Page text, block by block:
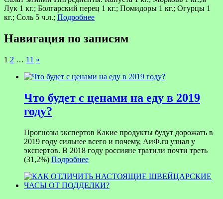
Лук 1 кг.; Болгарский перец 1 кг.; Помидоры 1 кг.; Огурцы 1
кг.; Соль 5 ч.л.; Подробнее
Навигация по записям
1 2 … 11 »
Что будет с ценами на еду в 2019
году?
Прогнозы экспертов Какие продукты будут дорожать в
2019 году сильнее всего и почему, АиФ.ru узнал у
экспертов. В 2018 году россияне тратили почти треть
(31,2%) Подробнее